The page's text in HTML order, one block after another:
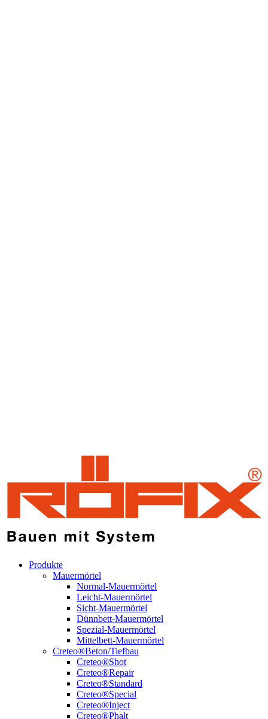
Produkte
Mauermörtel
Normal-Mauermörtel
Leicht-Mauermörtel
Sicht-Mauermörtel
Dünnbett-Mauermörtel
Spezial-Mauermörtel
Mittelbett-Mauermörtel
Creteo®Beton/Tiefbau
Creteo®Shot
Creteo®Repair
Creteo®Standard
Creteo®Special
Creteo®Inject
Creteo®Phalt